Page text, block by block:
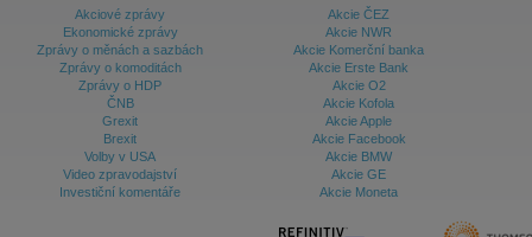
Akciové zprávy
Ekonomické zprávy
Zprávy o měnách a sazbách
Zprávy o komoditách
Zprávy o HDP
ČNB
Grexit
Brexit
Volby v USA
Video zpravodajství
Investiční komentáře
Akcie ČEZ
Akcie NWR
Akcie Komerční banka
Akcie Erste Bank
Akcie O2
Akcie Kofola
Akcie Apple
Akcie Facebook
Akcie BMW
Akcie GE
Akcie Moneta